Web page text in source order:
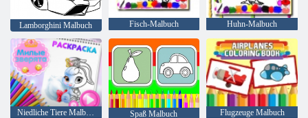
Lamborghini Malbuch Fisch-Malbuch Huhn-Malbuch
Niedliche Tiere Malbuch Spaß Malbuch Flugzeuge Malbuch